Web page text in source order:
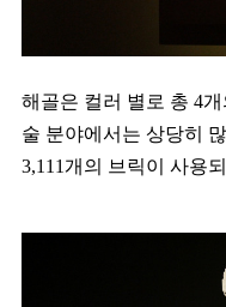
해골은 컬러 별로 총 4
술 분야에서는 상당히
3,111개의 브릭이 사용